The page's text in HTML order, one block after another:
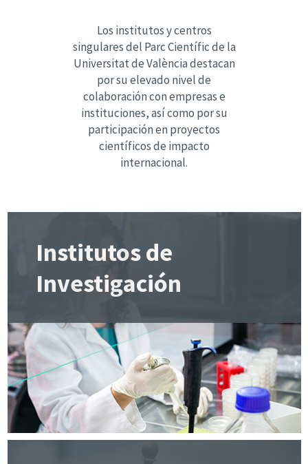
Los institutos y centros
singulares del Parc Científic de la
Universitat de València destacan
por su elevado nivel de
colaboración con empresas e
instituciones, así como por su
participación en proyectos
científicos de impacto
internacional.
Institutos de
Investigación